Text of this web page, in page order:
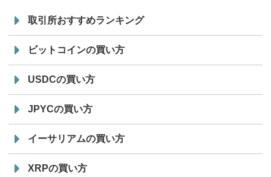
取引所おすすめランキング
ビットコインの買い方
USDCの買い方
JPYCの買い方
イーサリアムの買い方
XRPの買い方